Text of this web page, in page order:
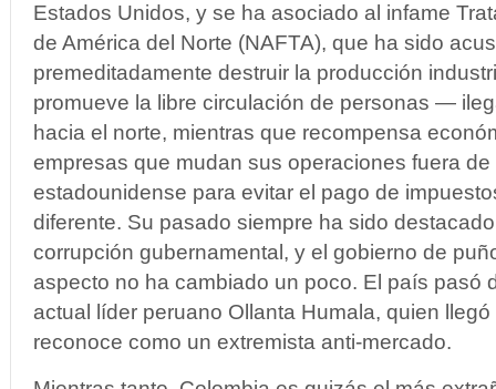
Estados Unidos, y se ha asociado al infame
de América del Norte (NAFTA), que ha sido
premeditadamente destruir la producción
promueve la libre circulación de personas —
hacia el norte, mientras que recompensa
empresas que mudan sus operaciones fuera de
estadounidense para evitar el pago de
diferente. Su pasado siempre ha sido
corrupción gubernamental, y el gobierno de
aspecto no ha cambiado un poco. El país pasó
actual líder peruano Ollanta Humala, quien
reconoce como un extremista anti-mercado.